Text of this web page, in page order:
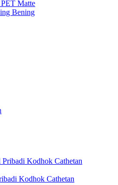
Matte
Bening
Kodhok Cathetan